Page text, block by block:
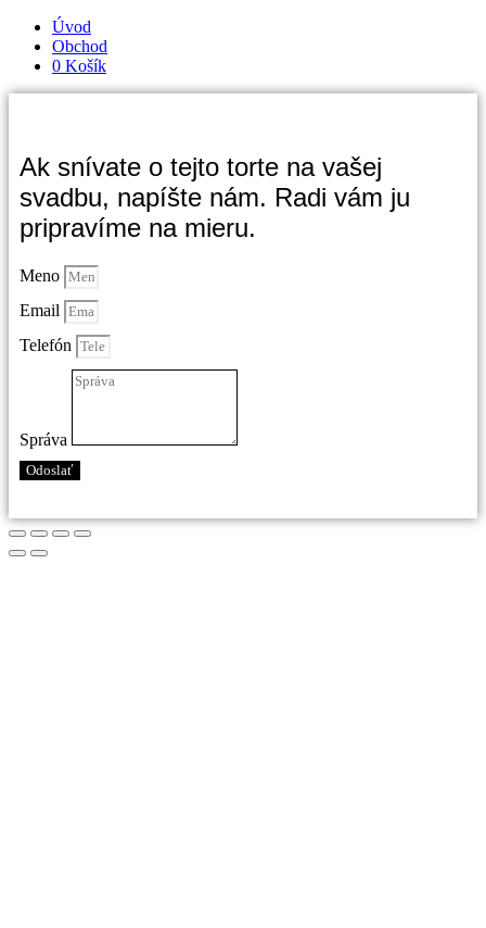
Úvod
Obchod
0 Košík
Ak snívate o tejto torte na vašej
svadbu, napíšte nám. Radi vám ju
pripravíme na mieru.
Meno
Email
Telefón
Správa
Odoslať